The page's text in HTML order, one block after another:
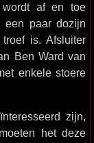
wordt af en toe
een paar dozijn
is. Afsluiter
Ben Ward van
enkele stoere
zijn,
het deze